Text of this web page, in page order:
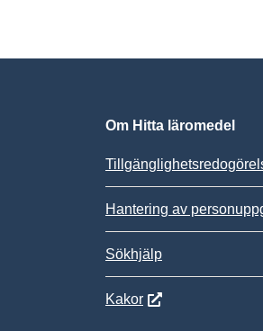
Om Hitta läromedel
Hantering av
Sökhjälp
Kakor